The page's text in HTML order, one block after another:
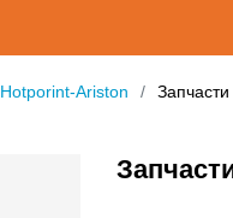
Hotporint-Ariston